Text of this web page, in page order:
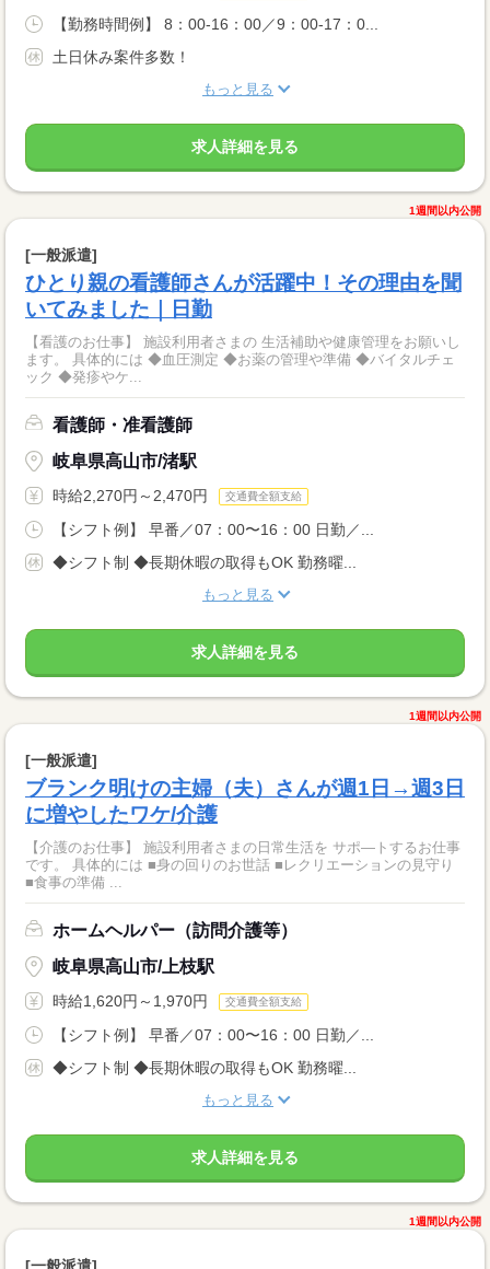
【勤務時間例】 8：00-16：00／9：00-17：0...
土日休み案件多数！
もっと見る
求人詳細を見る
1週間以内公開
[一般派遣]
ひとり親の看護師さんが活躍中！その理由を聞
いてみました｜日勤
【看護のお仕事】 施設利用者さまの 生活補助や健康管理をお願いし
ます。 具体的には ◆血圧測定 ◆お薬の管理や準備 ◆バイタルチェ
ック ◆発疹やケ...
看護師・准看護師
岐阜県高山市/渚駅
時給2,270円～2,470円 交通費全額支給
【シフト例】 早番／07：00〜16：00 日勤／...
◆シフト制 ◆長期休暇の取得もOK 勤務曜...
もっと見る
求人詳細を見る
1週間以内公開
[一般派遣]
ブランク明けの主婦（夫）さんが週1日→週3日
に増やしたワケ/介護
【介護のお仕事】 施設利用者さまの日常生活を サポ―トするお仕事
です。 具体的には ■身の回りのお世話 ■レクリエーションの見守り
■食事の準備 ...
ホームヘルパー（訪問介護等）
岐阜県高山市/上枝駅
時給1,620円～1,970円 交通費全額支給
【シフト例】 早番／07：00〜16：00 日勤／...
◆シフト制 ◆長期休暇の取得もOK 勤務曜...
もっと見る
求人詳細を見る
1週間以内公開